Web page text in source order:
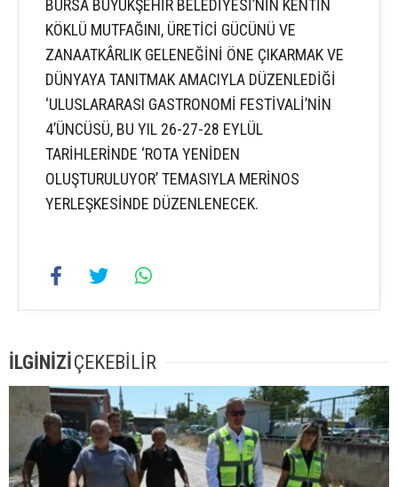
BURSA BÜYÜKŞEHİR BELEDİYESİ’NİN KENTİN
KÖKLÜ MUTFAĞINI, ÜRETİCİ GÜCÜNÜ VE
ZANAATKÂRLIK GELENEĞİNİ ÖNE ÇIKARMAK VE
DÜNYAYA TANITMAK AMACIYLA DÜZENLEDİĞİ
‘ULUSLARARASI GASTRONOMİ FESTİVALİ’NİN
4’ÜNCÜSÜ, BU YIL 26-27-28 EYLÜL
TARİHLERİNDE ‘ROTA YENİDEN
OLUŞTURULUYOR’ TEMASIYLA MERİNOS
YERLEŞKESİNDE DÜZENLENECEK.
İLGİNİZİÇEKEBİLİR